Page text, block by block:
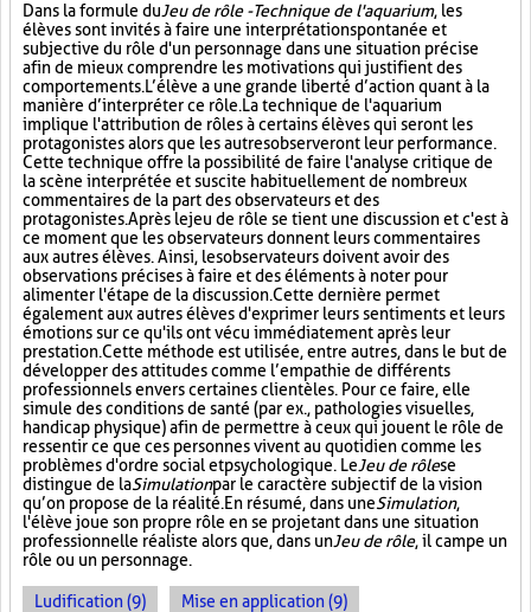
Dans la formule duJeu de rôle - Technique de l'aquarium, les
élèves sont invités à faire une interprétation spontanée et
subjective du rôle d'un personnage dans une situation précise
afin de mieux comprendre les motivations qui justifient des
comportements. L’élève a une grande liberté d’action quant à la
manière d’interpréter ce rôle. La technique de l'aquarium
implique l'attribution de rôles à certains élèves qui seront les
protagonistes alors que les autres observeront leur performance.
Cette technique offre la possibilité de faire l'analyse critique de
la scène interprétée et suscite habituellement de nombreux
commentaires de la part des observateurs et des
protagonistes. Après le jeu de rôle se tient une discussion et c'est à
ce moment que les observateurs donnent leurs commentaires
aux autres élèves. Ainsi, les observateurs doivent avoir des
observations précises à faire et des éléments à noter pour
alimenter l'étape de la discussion. Cette dernière permet
également aux autres élèves d'exprimer leurs sentiments et leurs
émotions sur ce qu'ils ont vécu immédiatement après leur
prestation. Cette méthode est utilisée, entre autres, dans le but de
développer des attitudes comme l’empathie de différents
professionnels envers certaines clientèles. Pour ce faire, elle
simule des conditions de santé (par ex., pathologies visuelles,
handicap physique) afin de permettre à ceux qui jouent le rôle de
ressentir ce que ces personnes vivent au quotidien comme les
problèmes d'ordre social et psychologique. LeJeu de rôlese
distingue de laSimulationpar le caractère subjectif de la vision
qu’on propose de la réalité. En résumé, dans uneSimulation,
l'élève joue son propre rôle en se projetant dans une situation
professionnelle réaliste alors que, dans unJeu de rôle, il campe un
rôle ou un personnage.
Ludification (9) Mise en application (9)